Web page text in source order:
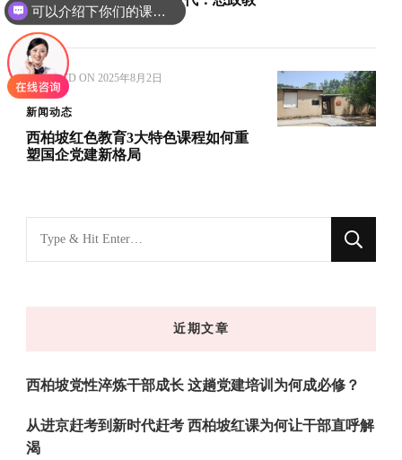
育如何答好时代问卷
UPDATED ON 2025年8月2日
新闻动态
西柏坡红色教育3大特色课程如何重
塑国企党建新格局
找
什
近期文章
西柏坡党性淬炼干部成长 这趟党建培训为何成必修？
从进京赶考到新时代赶考 西柏坡红课为何让干部直呼解
渴